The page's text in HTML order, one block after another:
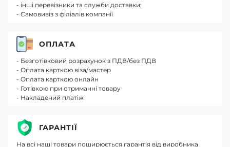
- інші перевізники та служби доставки;
- Самовивіз з філіалів компанії
ОПЛАТА
- Безготівковий розрахунок з ПДВ/без ПДВ
- Оплата карткою віза/мастер
- Оплата карткою онлайн
- Готівкою при отриманні товару
- Накладений платіж
ГАРАНТІЇ
На всі наші товари поширюється гарантія від виробника